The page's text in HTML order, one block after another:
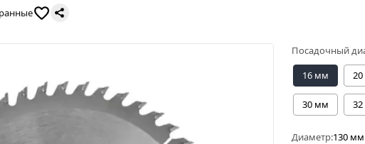
Посадочный
16 мм
30 мм
Диаметр:130 мм